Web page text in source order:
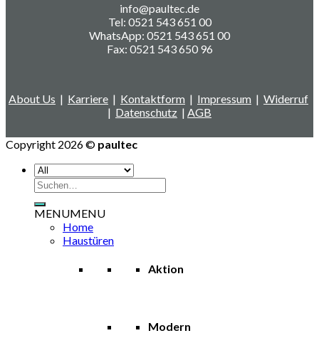
info@paultec.de
Tel: 0521 543 651 00
WhatsApp: 0521 543 651 00
Fax: 0521 543 650 96
About Us | Karriere | Kontaktform | Impressum | Widerruf
| Datenschutz | AGB
Copyright 2026 © paultec
Suchen
nach:
MENUMENU
Home
Haustüren
Aktion
Modern